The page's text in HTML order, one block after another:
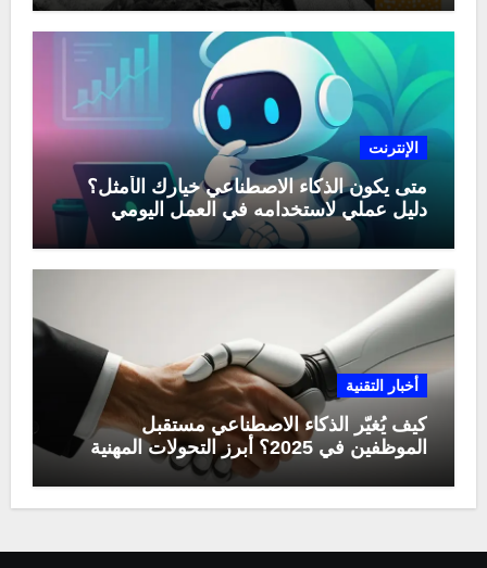
الإنترنت
متى يكون الذكاء الاصطناعي خيارك الأمثل؟
دليل عملي لاستخدامه في العمل اليومي
أخبار التقنية
كيف يُغيّر الذكاء الاصطناعي مستقبل
الموظفين في 2025؟ أبرز التحولات المهنية